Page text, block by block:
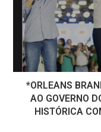
*ORLEANS
AO GOVERNO
HISTÓRICA